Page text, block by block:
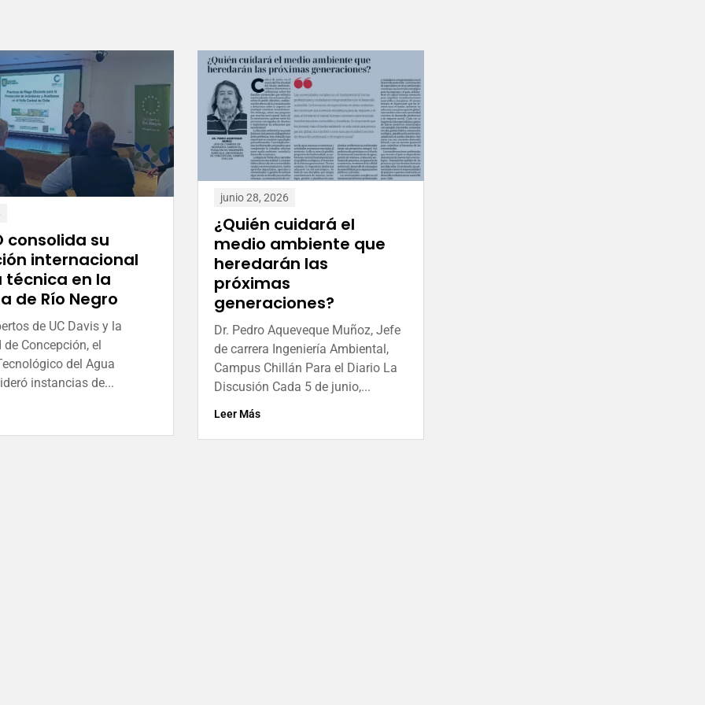
consolida su
internacional
técnica en la
de Río Negro
de UC Davis y la
Concepción, el
del Agua
instancias de...
junio 28, 2026
¿Quién cuidará el
medio ambiente que
heredarán las
próximas
generaciones?
Dr. Pedro Aqueveque Muñoz, Jefe
de carrera Ingeniería Ambiental,
Campus Chillán Para el Diario La
Discusión Cada 5 de junio,...
Leer Más